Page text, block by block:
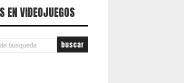
EN VIDEOJUEGOS